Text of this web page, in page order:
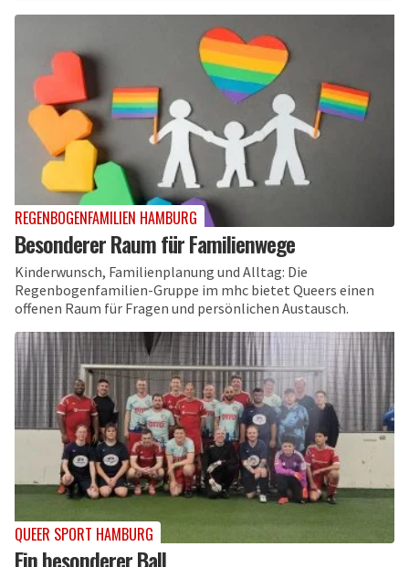
REGENBOGENFAMILIEN HAMBURG
Besonderer Raum für Familienwege
Kinderwunsch, Familienplanung und Alltag: Die
Regenbogenfamilien-Gruppe im mhc bietet Queers einen
offenen Raum für Fragen und persönlichen Austausch.
QUEER SPORT HAMBURG
Ein besonderer Ball